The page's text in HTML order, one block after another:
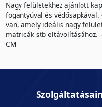
Nagy felületekhez ajánlott
fogantyúval és
van, amely ideális nagy
matricák stb eltávolításához. -
CM